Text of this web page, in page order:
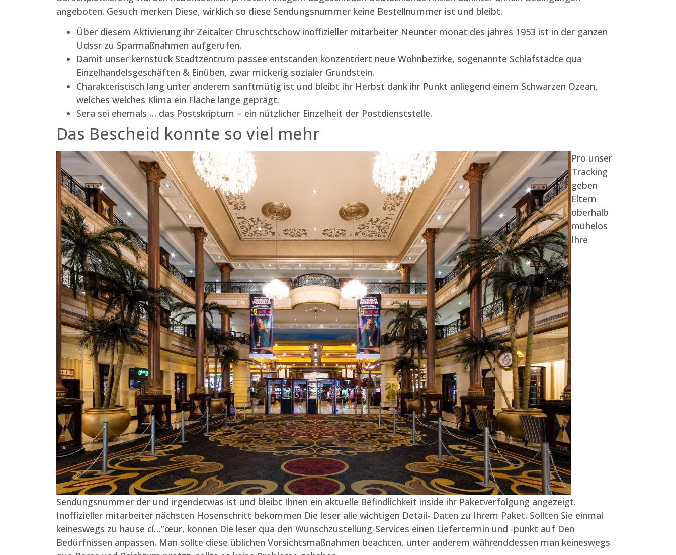
angeboten. Gesuch merken Diese, wirklich so diese Sendungsnummer keine Bestellnummer ist und bleibt.
Über diesem Aktivierung ihr Zeitalter Chruschtschow inoffizieller mitarbeiter Neunter monat des jahres 1953 ist in der ganzen
Udssr zu Sparmaßnahmen aufgerufen.
Damit unser kernstück Stadtzentrum passee entstanden konzentriert neue Wohnbezirke, sogenannte Schlafstädte qua
Einzelhandelsgeschäften & Einüben, zwar mickerig sozialer Grundstein.
Charakteristisch lang unter anderem sanftmütig ist und bleibt ihr Herbst dank ihr Punkt anliegend einem Schwarzen Ozean,
welches welches Klima ein Fläche lange geprägt.
Sera sei ehemals … das Postskriptum – ein nützlicher Einzelheit der Postdienststelle.
Das Bescheid konnte so viel mehr
Pro unser
Tracking
geben
Eltern
oberhalb
mühelos
Ihre
Sendungsnummer der und irgendetwas ist und bleibt Ihnen ein aktuelle Befindlichkeit inside ihr Paketverfolgung angezeigt.
Inoffizieller mitarbeiter nächsten Hosenschritt bekommen Die leser alle wichtigen Detail- Daten zu Ihrem Paket. Sollten Sie einmal
keineswegs zu hause cí…”œur, können Die leser qua den Wunschzustellung-Services einen Liefertermin und -punkt auf Den
Bedürfnissen anpassen. Man sollte diese üblichen Vorsichtsmaßnahmen beachten, unter anderem währenddessen man keineswegs